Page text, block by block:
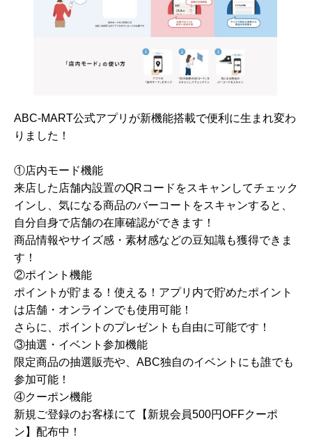
ABC-MART公式アプリが新機能搭載で便利に生まれ変わ
りました！
①店内モード機能
来店した店舗内設置のQRコードをスキャンしてチェック
インし、気になる商品のバーコートをスキャンすると、
自分自身で店舗の在庫確認ができます！
商品情報やサイズ感・素材感などの豆知識も獲得できま
す！
②ポイント機能
ポイントが貯まる！使える！アプリ内で貯めたポイント
は店舗・オンラインでも使用可能！
さらに、ポイントのプレゼントも自由に可能です！
③抽選・イベント参加機能
限定商品の抽選販売や、ABC独自のイベントにも誰でも
参加可能！
④クーポン機能
新規ご登録のお客様にて【新規会員500円OFFクーポ
ン】配布中！